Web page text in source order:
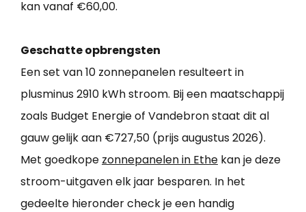
kan vanaf €60,00.
Geschatte opbrengsten
Een set van 10 zonnepanelen resulteert in
plusminus 2910 kWh stroom. Bij een maatschappij
zoals Budget Energie of Vandebron staat dit al
gauw gelijk aan €727,50 (prijs augustus 2026).
Met goedkope zonnepanelen in Ethe kan je deze
stroom-uitgaven elk jaar besparen. In het
gedeelte hieronder check je een handig